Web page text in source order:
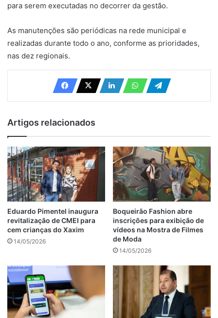
para serem executadas no decorrer da gestão.
As manutenções são periódicas na rede municipal e
realizadas durante todo o ano, conforme as prioridades,
nas dez regionais.
Artigos relacionados
Eduardo Pimentel inaugura
revitalização de CMEI para
cem crianças do Xaxim
14/05/2026
Boqueirão Fashion abre
inscrições para exibição de
vídeos na Mostra de Filmes
de Moda
14/05/2026